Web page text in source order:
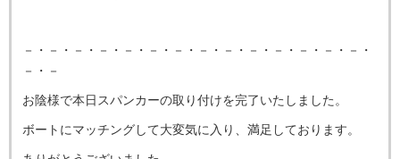
－・－・－・－・－・－・－・－・－・－・－・－・－・－・
－・－
お陰様で本日スパンカーの取り付けを完了いたしました。
ボートにマッチングして大変気に入り、満足しております。